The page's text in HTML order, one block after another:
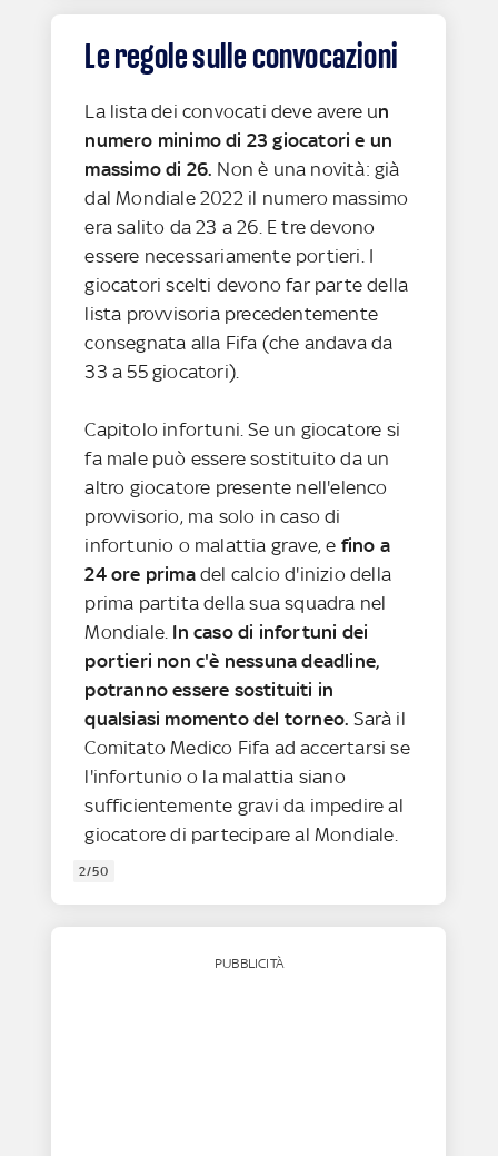
Le regole sulle convocazioni
La lista dei convocati deve avere un
numero minimo di 23 giocatori e un
massimo di 26. Non è una novità: già
dal Mondiale 2022 il numero massimo
era salito da 23 a 26. E tre devono
essere necessariamente portieri. I
giocatori scelti devono far parte della
lista provvisoria precedentemente
consegnata alla Fifa (che andava da
33 a 55 giocatori).
Capitolo infortuni. Se un giocatore si
fa male può essere sostituito da un
altro giocatore presente nell'elenco
provvisorio, ma solo in caso di
infortunio o malattia grave, e fino a
24 ore primadel calcio d'inizio della
prima partita della sua squadra nel
Mondiale. In caso di infortuni dei
portieri non c'è nessuna deadline,
potranno essere sostituiti in
qualsiasi momento del torneo. Sarà il
Comitato Medico Fifa ad accertarsi se
l'infortunio o la malattia siano
sufficientemente gravi da impedire al
giocatore di partecipare al Mondiale.
2/50
PUBBLICITÀ